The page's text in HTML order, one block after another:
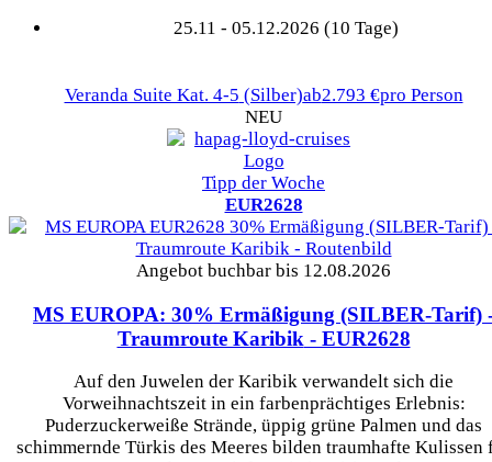
25.11 - 05.12.2026 (10 Tage)
Veranda Suite Kat. 4-5 (Silber)ab2.793 €pro Person
NEU
Tipp der Woche
EUR2628
Angebot buchbar bis 12.08.2026
MS EUROPA: 30% Ermäßigung (SILBER-Tarif)
Traumroute Karibik - EUR2628
Auf den Juwelen der Karibik verwandelt sich die
Vorweihnachtszeit in ein farbenprächtiges Erlebnis:
Puderzuckerweiße Strände, üppig grüne Palmen und das
schimmernde Türkis des Meeres bilden traumhafte Kulissen